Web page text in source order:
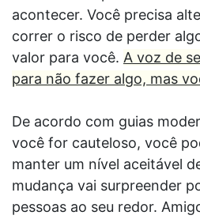
acontecer. Você precisa
correr o risco de perder
valor para você. A voz de
para não fazer algo, mas
De acordo com guias
você for cauteloso, você
manter um nível aceitável
mudança vai surpreender
pessoas ao seu redor.